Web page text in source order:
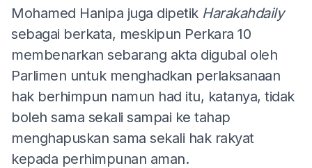
Mohamed Hanipa juga dipetik Harakahdaily
sebagai berkata, meskipun Perkara 10
membenarkan sebarang akta digubal oleh
Parlimen untuk menghadkan perlaksanaan
hak berhimpun namun had itu, katanya, tidak
boleh sama sekali sampai ke tahap
menghapuskan sama sekali hak rakyat
kepada perhimpunan aman.